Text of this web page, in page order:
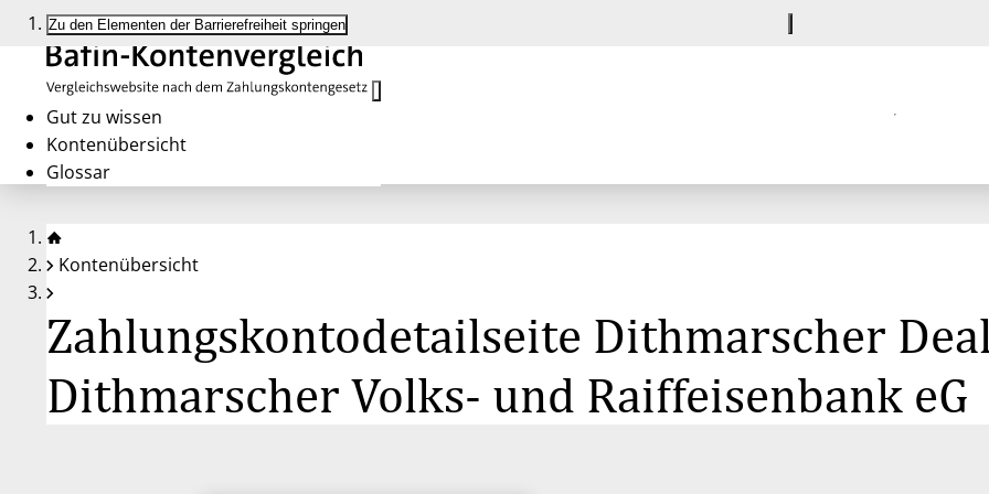
Zu den Elementen der Barrierefreiheit springen
Gut zu wissen
Kontenübersicht
Glossar
Kontenübersicht
Zahlungskontodetailseite Dithmarscher
Dithmarscher Volks- und Raiffeisenbank eG